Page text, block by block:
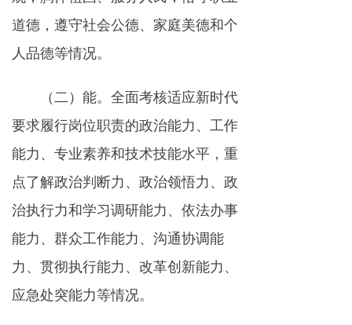
道德，遵守社会公德、家庭美德和个
人品德等情况。
（二）能。全面考核适应新时代
要求履行岗位职责的政治能力、工作
能力、专业素养和技术技能水平，重
点了解政治判断力、政治领悟力、政
治执行力和学习调研能力、依法办事
能力、群众工作能力、沟通协调能
力、贯彻执行能力、改革创新能力、
应急处突能力等情况。